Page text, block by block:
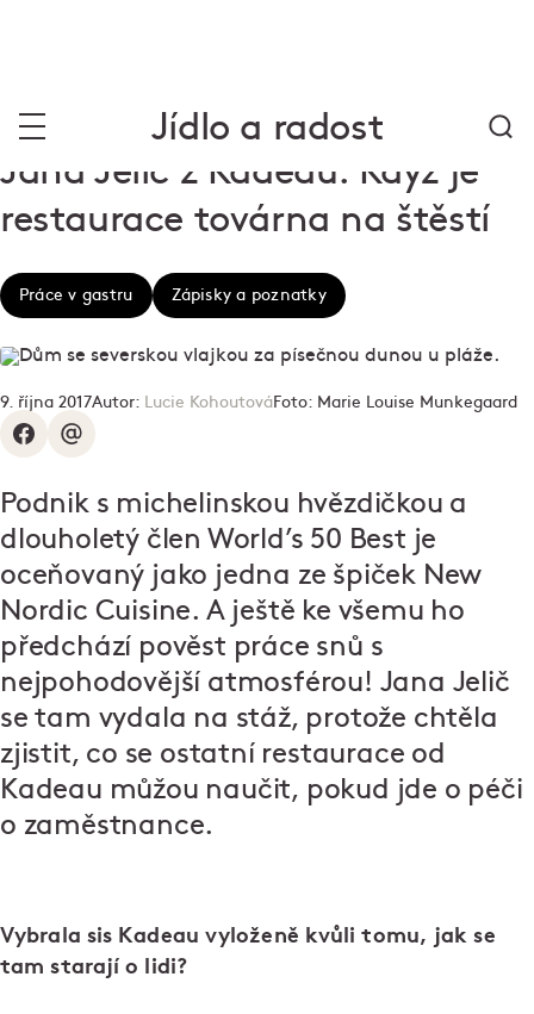
Jídlo a radost
Jana Jelič z Kadeau: Když je
restaurace továrna na štěstí
Práce v gastru Zápisky a poznatky
9. října 2017Autor: Lucie KohoutováFoto: Marie Louise Munkegaard
Podnik s michelinskou hvězdičkou a
dlouholetý člen World’s 50 Best je
oceňovaný jako jedna ze špiček New
Nordic Cuisine. A ještě ke všemu ho
předchází pověst práce snů s
nejpohodovější atmosférou! Jana Jelič
se tam vydala na stáž, protože chtěla
zjistit, co se ostatní restaurace od
Kadeau můžou naučit, pokud jde o péči
o zaměstnance.
Vybrala sis Kadeau vyloženě kvůli tomu, jak se
tam starají o lidi?